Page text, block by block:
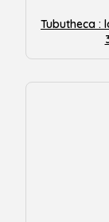
Tubutheca :